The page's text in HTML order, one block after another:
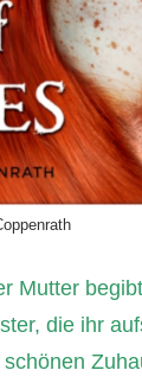
Mutter
die ihr